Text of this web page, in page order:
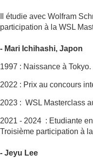
Il étudie avec Wolfram
participation à la WSL
- Mari Ichihashi, Japon
1997 : Naissance à Tokyo.
2022 : Prix au concours
2023 : WSL Masterclass
2021 - 2024 : Etudiante
Troisième participation à
- Jeyu Lee